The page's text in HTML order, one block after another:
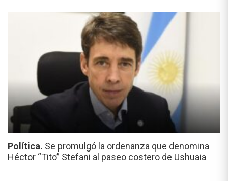
Política. Se promulgó la ordenanza que denomina
Héctor “Tito” Stefani al paseo costero de Ushuaia